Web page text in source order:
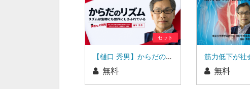
セット
【樋口 秀男】からだのリズム リズムは生物にも世界にもあふれている
無料 無料